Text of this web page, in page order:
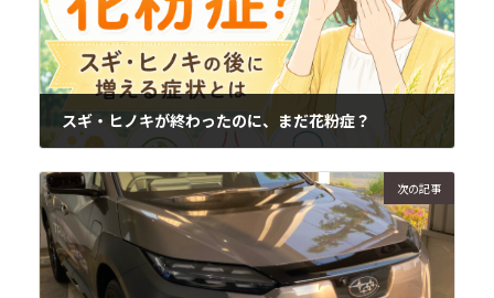
スギ・ヒノキが終わったのに、まだ花粉症？
次の記事